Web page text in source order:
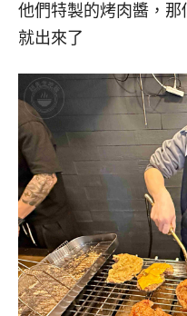
他們特製的烤肉醬，
就出來了